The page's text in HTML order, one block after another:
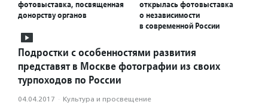
фотовыставка, посвященная
донорству органов
открылась фотовыставка
о независимости
в современной России
Подростки с особенностями развития
представят в Москве фотографии из своих
турпоходов по России
04.04.2017 · Культура и просвещение